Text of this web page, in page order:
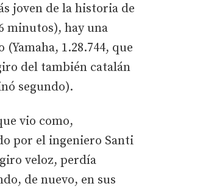
joven de la historia de
minutos), hay una
1.28.744, que
del también catalán
segundo).
vio como,
por el ingeniero Santi
veloz, perdía
de nuevo, en sus